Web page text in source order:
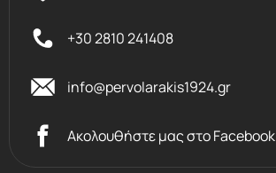
+30 2810 241408
info@pervolarakis1924.gr
Ακολουθήστε μας στο Facebook